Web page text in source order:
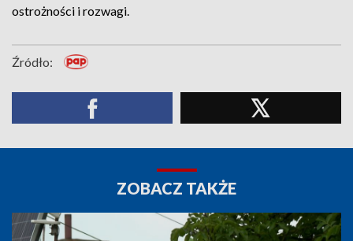
ostrożności i rozwagi.
Źródło:
ZOBACZ TAKŻE